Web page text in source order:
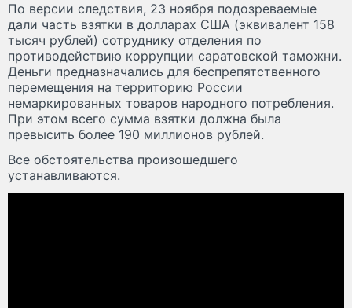
По версии следствия, 23 ноября подозреваемые
дали часть взятки в долларах США (эквивалент 158
тысяч рублей) сотруднику отделения по
противодействию коррупции саратовской таможни.
Деньги предназначались для беспрепятственного
перемещения на территорию России
немаркированных товаров народного потребления.
При этом всего сумма взятки должна была
превысить более 190 миллионов рублей.
Все обстоятельства произошедшего
устанавливаются.